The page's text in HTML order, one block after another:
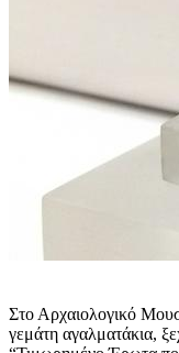
Στο Αρχαιολογικό
γεμάτη αγαλματάκια,